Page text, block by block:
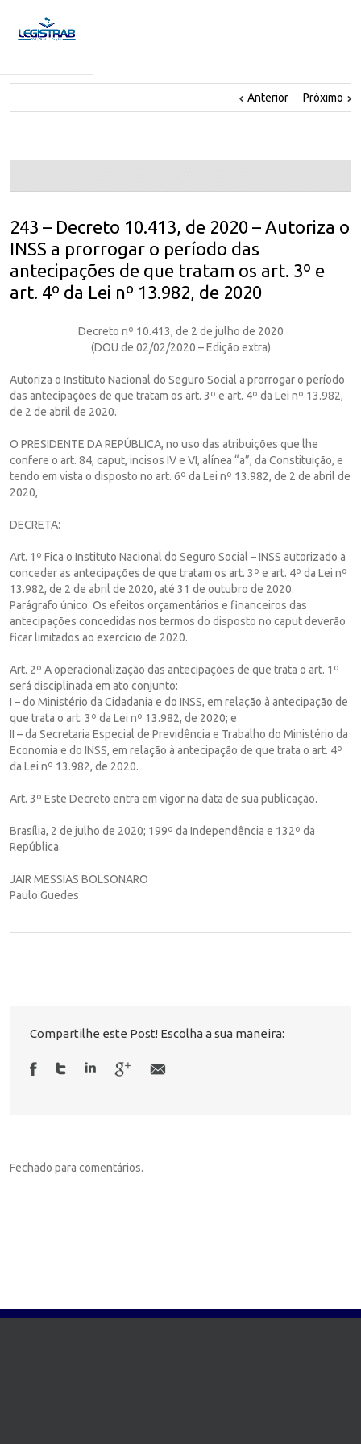
Anterior Próximo
243 – Decreto 10.413, de 2020 – Autoriza o
INSS a prorrogar o período das
antecipações de que tratam os art. 3º e
art. 4º da Lei nº 13.982, de 2020
Decreto nº 10.413, de 2 de julho de 2020
(DOU de 02/02/2020 – Edição extra)
Autoriza o Instituto Nacional do Seguro Social a prorrogar o período
das antecipações de que tratam os art. 3º e art. 4º da Lei nº 13.982,
de 2 de abril de 2020.
O PRESIDENTE DA REPÚBLICA, no uso das atribuições que lhe
confere o art. 84, caput, incisos IV e VI, alínea “a”, da Constituição, e
tendo em vista o disposto no art. 6º da Lei nº 13.982, de 2 de abril de
2020,
DECRETA:
Art. 1º Fica o Instituto Nacional do Seguro Social – INSS autorizado a
conceder as antecipações de que tratam os art. 3º e art. 4º da Lei nº
13.982, de 2 de abril de 2020, até 31 de outubro de 2020.
Parágrafo único. Os efeitos orçamentários e financeiros das
antecipações concedidas nos termos do disposto no caput deverão
ficar limitados ao exercício de 2020.
Art. 2º A operacionalização das antecipações de que trata o art. 1º
será disciplinada em ato conjunto:
I – do Ministério da Cidadania e do INSS, em relação à antecipação de
que trata o art. 3º da Lei nº 13.982, de 2020; e
II – da Secretaria Especial de Previdência e Trabalho do Ministério da
Economia e do INSS, em relação à antecipação de que trata o art. 4º
da Lei nº 13.982, de 2020.
Art. 3º Este Decreto entra em vigor na data de sua publicação.
Brasília, 2 de julho de 2020; 199º da Independência e 132º da
República.
JAIR MESSIAS BOLSONARO
Paulo Guedes
Compartilhe este Post! Escolha a sua maneira:
Fechado para comentários.